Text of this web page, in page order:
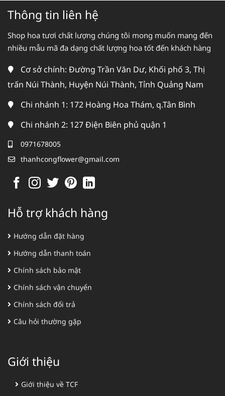
Thông tin liên hệ
Shop hoa tươi chất lượng chúng tôi mong muốn mang đến
nhiều mẫu mã đa dạng chất lượng hoa tốt đến khách hàng
Cơ sở chính: Đường Trần Văn Dư, Khối phố 3, Thị
trấn Núi Thành, Huyện Núi Thành, Tỉnh Quảng Nam
Chi nhánh 1: 172 Hoàng Hoa Thám, q.Tân Bình
Chi nhánh 2: 127 Điện Biên phủ quận 1
0971678005
thanhcongflower@gmail.com
Hỗ trợ khách hàng
Hướng dẫn đặt hàng
Hướng dẫn thanh toán
Chính sách bảo mật
Chính sách vận chuyển
Chính sách đổi trả
Câu hỏi thường gặp
Giới thiệu
Giới thiệu về TCF